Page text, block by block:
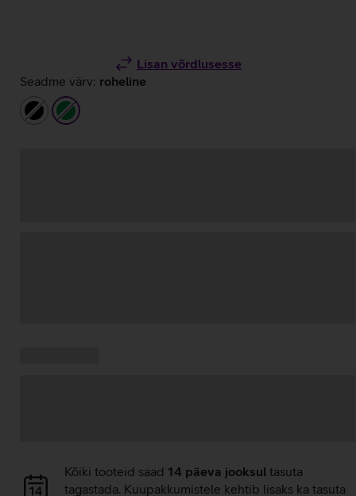
Lisan võrdlusesse
Seadme värv: roheline
mustroheline
Andmete
laadimine
Kõiki tooteid saad 14 päeva jooksul tasuta
tagastada. Kuupakkumistele kehtib lisaks ka tasuta